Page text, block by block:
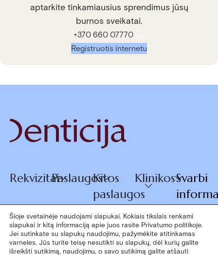
aptarkite tinkamiausius sprendimus jūsų
burnos sveikatai.
+370 660 07770
Registruotis internetu
RekvizitaiPaslaugosKitos
paslaugos
KlinikosSvarbi
© 2026
Denticija
+370 660
Šioje svetainėje naudojami slapukai. Kokiais tikslais renkami
slapukai ir kitą informaciją apie juos rasite Privatumo politikoje.
Jei sutinkate su slapukų naudojimu, pažymėkite atitinkamas
varneles. Jūs turite teisę nesutikti su slapukų, dėl kurių galite
išreikšti sutikimą, naudojimu, o savo sutikimą galite atšauti